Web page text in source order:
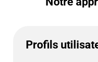
Profils